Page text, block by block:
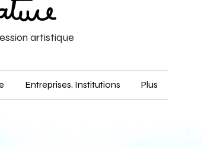
artistique
Entreprises, Institutions Plus